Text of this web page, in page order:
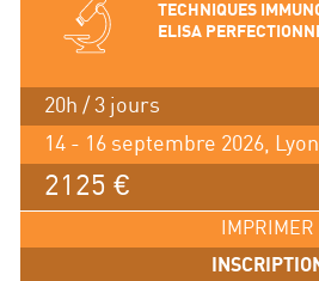
TECHNIQUES
ELISA
20h / 3 jours
14 - 16 septembre 2026, Lyon
2125 €
IMPRIMER